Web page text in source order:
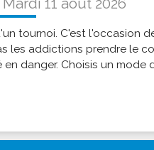
tournoi. C'est l'occasion
les addictions prendre le
danger. Choisis un mode